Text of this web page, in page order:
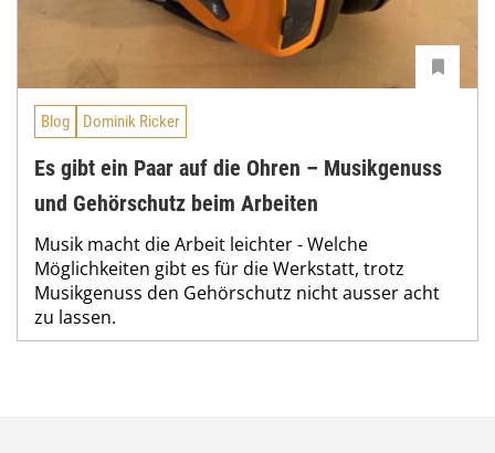
Blog Dominik Ricker
Es gibt ein Paar auf die Ohren – Musikgenuss
und Gehörschutz beim Arbeiten
Musik macht die Arbeit leichter - Welche
Möglichkeiten gibt es für die Werkstatt, trotz
Musikgenuss den Gehörschutz nicht ausser acht
zu lassen.